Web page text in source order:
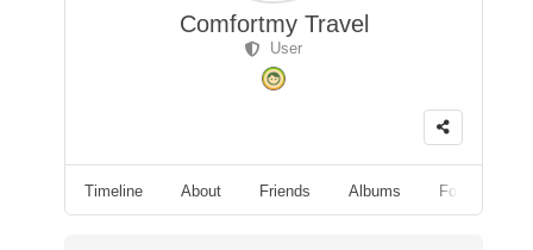
Comfortmy Travel
User
Timeline About Friends Albums Followers